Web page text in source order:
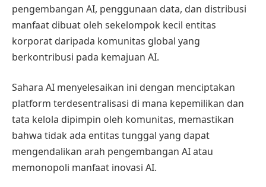
pengembangan AI, penggunaan data, dan distribusi
manfaat dibuat oleh sekelompok kecil entitas
korporat daripada komunitas global yang
berkontribusi pada kemajuan AI.
Sahara AI menyelesaikan ini dengan menciptakan
platform terdesentralisasi di mana kepemilikan dan
tata kelola dipimpin oleh komunitas, memastikan
bahwa tidak ada entitas tunggal yang dapat
mengendalikan arah pengembangan AI atau
memonopoli manfaat inovasi AI.